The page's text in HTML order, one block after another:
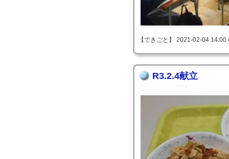
【できごと】 2021-02-04
R3.2.4献立